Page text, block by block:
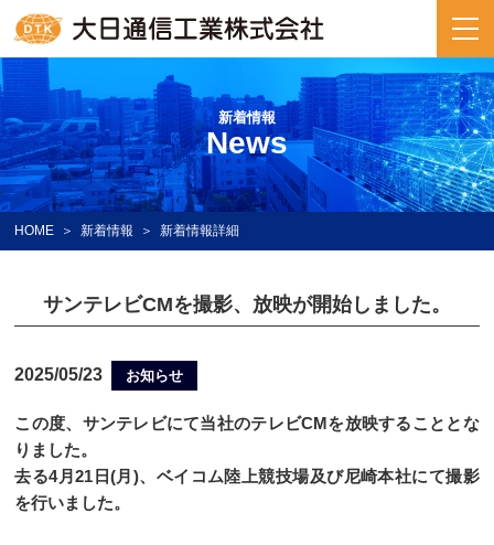
新着情報
News
HOME 新着情報 新着情報詳細
サンテレビCMを撮影、放映が開始しました。
2025/05/23 お知らせ
この度、サンテレビにて当社のテレビCMを放映することとな
りました。
去る4月21日(月)、ベイコム陸上競技場及び尼崎本社にて撮影
を行いました。